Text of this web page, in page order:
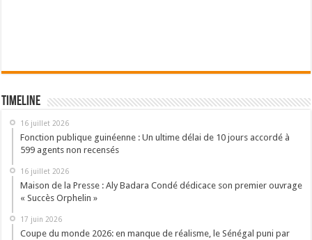
Timeline
16 juillet 2026
Fonction publique guinéenne : Un ultime délai de 10 jours accordé à
599 agents non recensés
16 juillet 2026
Maison de la Presse : Aly Badara Condé dédicace son premier ouvrage
« Succès Orphelin »
17 juin 2026
Coupe du monde 2026: en manque de réalisme, le Sénégal puni par